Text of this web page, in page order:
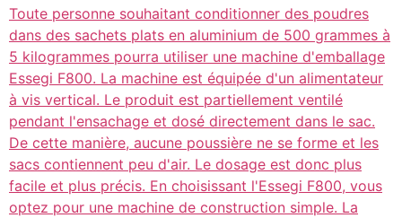
Toute personne souhaitant conditionner des poudres
dans des sachets plats en aluminium de 500 grammes à
5 kilogrammes pourra utiliser une machine d'emballage
Essegi F800. La machine est équipée d'un alimentateur
à vis vertical. Le produit est partiellement ventilé
pendant l'ensachage et dosé directement dans le sac.
De cette manière, aucune poussière ne se forme et les
sacs contiennent peu d'air. Le dosage est donc plus
facile et plus précis. En choisissant l'Essegi F800, vous
optez pour une machine de construction simple. La